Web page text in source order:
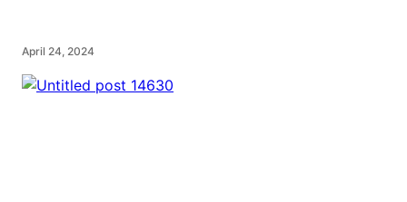
April 24, 2024